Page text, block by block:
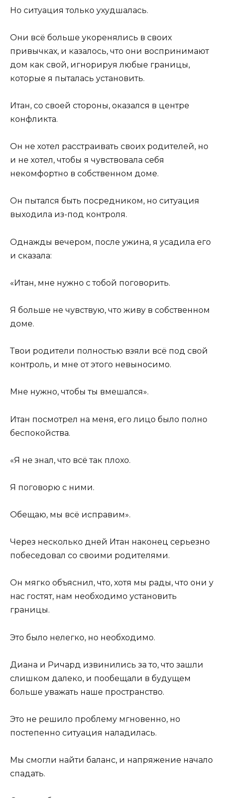
Но ситуация только ухудшалась.
Они всё больше укоренялись в своих
привычках, и казалось, что они воспринимают
дом как свой, игнорируя любые границы,
которые я пыталась установить.
Итан, со своей стороны, оказался в центре
конфликта.
Он не хотел расстраивать своих родителей, но
и не хотел, чтобы я чувствовала себя
некомфортно в собственном доме.
Он пытался быть посредником, но ситуация
выходила из-под контроля.
Однажды вечером, после ужина, я усадила его
и сказала:
«Итан, мне нужно с тобой поговорить.
Я больше не чувствую, что живу в собственном
доме.
Твои родители полностью взяли всё под свой
контроль, и мне от этого невыносимо.
Мне нужно, чтобы ты вмешался».
Итан посмотрел на меня, его лицо было полно
беспокойства.
«Я не знал, что всё так плохо.
Я поговорю с ними.
Обещаю, мы всё исправим».
Через несколько дней Итан наконец серьезно
побеседовал со своими родителями.
Он мягко объяснил, что, хотя мы рады, что они у
нас гостят, нам необходимо установить
границы.
Это было нелегко, но необходимо.
Диана и Ричард извинились за то, что зашли
слишком далеко, и пообещали в будущем
больше уважать наше пространство.
Это не решило проблему мгновенно, но
постепенно ситуация наладилась.
Мы смогли найти баланс, и напряжение начало
спадать.